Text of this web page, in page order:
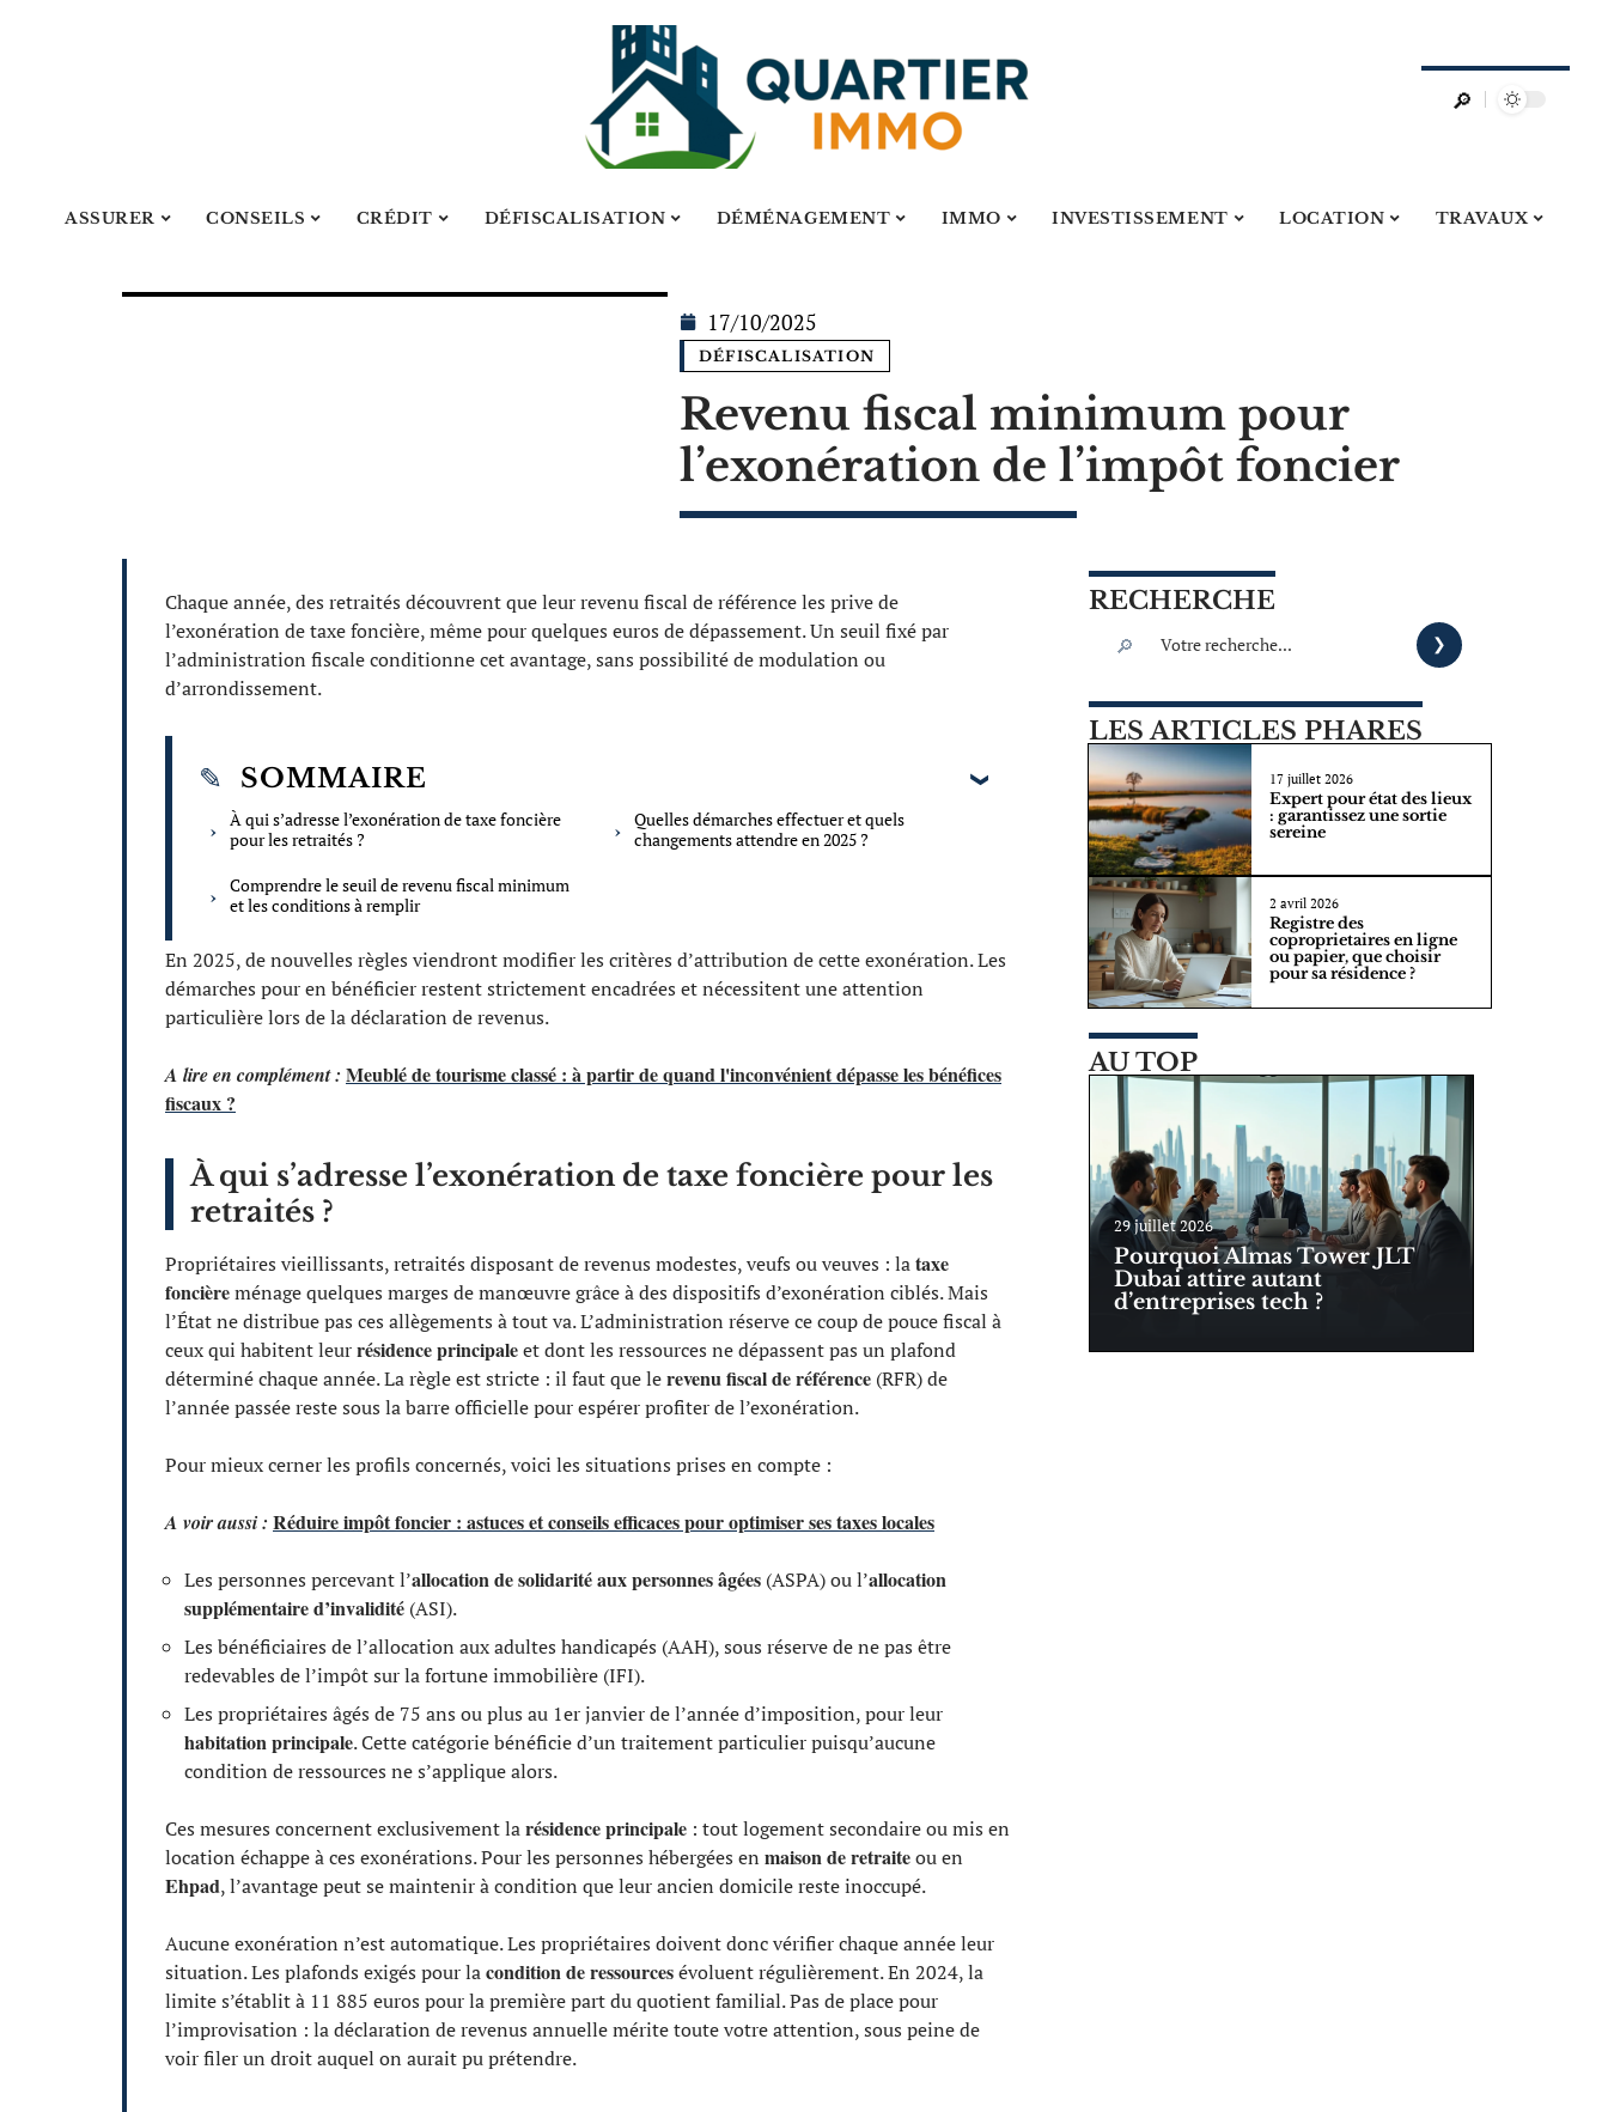
ASSURER CONSEILS CRÉDIT DÉFISCALISATION DÉMÉNAGEMENT IMMO INVESTISSEMENT LOCATION TRAVAUX
17/10/2025
DÉFISCALISATION
Revenu fiscal minimum pour
l’exonération de l’impôt foncier
Chaque année, des retraités découvrent que leur revenu fiscal de référence les prive de
l’exonération de taxe foncière, même pour quelques euros de dépassement. Un seuil fixé par
l’administration fiscale conditionne cet avantage, sans possibilité de modulation ou
d’arrondissement.
SOMMAIRE
À qui s’adresse l’exonération de taxe foncière
pour les retraités ?
Comprendre le seuil de revenu fiscal minimum
et les conditions à remplir
Quelles démarches effectuer et quels
changements attendre en 2025 ?
En 2025, de nouvelles règles viendront modifier les critères d’attribution de cette exonération. Les
démarches pour en bénéficier restent strictement encadrées et nécessitent une attention
particulière lors de la déclaration de revenus.
A lire en complément : Meublé de tourisme classé : à partir de quand l'inconvénient dépasse les bénéfices
fiscaux ?
À qui s’adresse l’exonération de taxe foncière pour les
retraités ?
Propriétaires vieillissants, retraités disposant de revenus modestes, veufs ou veuves : lataxe
foncièreménage quelques marges de manœuvre grâce à des dispositifs d’exonération ciblés. Mais
l’État ne distribue pas ces allègements à tout va. L’administration réserve ce coup de pouce fiscal à
ceux qui habitent leurrésidence principaleet dont les ressources ne dépassent pas un plafond
déterminé chaque année. La règle est stricte : il faut que lerevenu fiscal de référence (RFR) de
l’année passée reste sous la barre officielle pour espérer profiter de l’exonération.
Pour mieux cerner les profils concernés, voici les situations prises en compte :
A voir aussi : Réduire impôt foncier : astuces et conseils efficaces pour optimiser ses taxes locales
Les personnes percevant l’allocation de solidarité aux personnes âgées (ASPA) ou l’allocation
supplémentaire d’invalidité (ASI).
Les bénéficiaires de l’allocation aux adultes handicapés (AAH), sous réserve de ne pas être
redevables de l’impôt sur la fortune immobilière (IFI).
Les propriétaires âgés de 75 ans ou plus au 1er janvier de l’année d’imposition, pour leur
habitation principale. Cette catégorie bénéficie d’un traitement particulier puisqu’aucune
condition de ressources ne s’applique alors.
Ces mesures concernent exclusivement larésidence principale : tout logement secondaire ou mis en
location échappe à ces exonérations. Pour les personnes hébergées en maison de retraiteou en
Ehpad, l’avantage peut se maintenir à condition que leur ancien domicile reste inoccupé.
Aucune exonération n’est automatique. Les propriétaires doivent donc vérifier chaque année leur
situation. Les plafonds exigés pour lacondition de ressourcesévoluent régulièrement. En 2024, la
limite s’établit à 11 885 euros pour la première part du quotient familial. Pas de place pour
l’improvisation : la déclaration de revenus annuelle mérite toute votre attention, sous peine de
voir filer un droit auquel on aurait pu prétendre.
RECHERCHE
LES ARTICLES PHARES
17 juillet 2026
Expert pour état des lieux
: garantissez une sortie
sereine
2 avril 2026
Registre des
coproprietaires en ligne
ou papier, que choisir
pour sa résidence ?
AU TOP
29 juillet 2026
Pourquoi Almas Tower JLT
Dubai attire autant
d’entreprises tech ?